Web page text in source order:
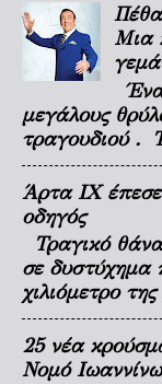
Μια
μεγάλους
τραγουδιού .
Άρτα ΙΧ
οδηγός
Τραγικό
σε δυστύχημα
χιλιόμετρο
25 νέα
Νομό